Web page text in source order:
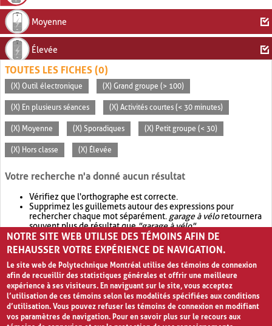
Moyenne
Élevée
TOUTES LES FICHES (0)
(X) Outil électronique (X) Grand groupe (> 100)
(X) En plusieurs séances (X) Activités courtes (< 30 minutes)
(X) Moyenne (X) Sporadiques (X) Petit groupe (< 30)
(X) Hors classe (X) Élevée
Votre recherche n'a donné aucun résultat
Vérifiez que l'orthographe est correcte.
Supprimez les guillemets autour des expressions pour
rechercher chaque mot séparément. garage à véloretournera
souvent plus de résultat que"garage à vélo".
Envisagez d'élargir votre recherche avec OR.garage OR vélo
retournera souvent plus de résultat quegarage à vélo
NOTRE SITE WEB UTILISE DES TÉMOINS AFIN DE
REHAUSSER VOTRE EXPÉRIENCE DE NAVIGATION.
Le site web de Polytechnique Montréal utilise des témoins de connexion
afin de recueillir des statistiques générales et offrir une meilleure
expérience à ses visiteurs. En naviguant sur le site, vous acceptez
l’utilisation de ces témoins selon les modalités spécifiées aux conditions
d’utilisation. Vous pouvez refuser les témoins de connexion en modifiant
vos paramètres de navigation. Pour en savoir plus sur le recours aux